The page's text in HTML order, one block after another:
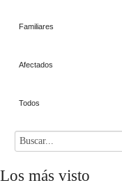
Familiares
Afectados
Todos
Los más visto